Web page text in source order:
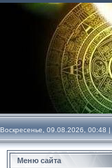
Воскресенье, 09.08.2026, 00:48 |
Меню сайта